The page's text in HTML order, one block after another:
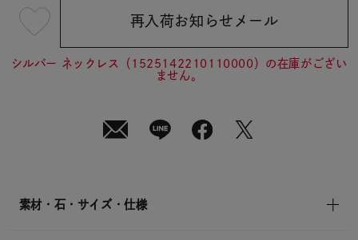
¥19,800 (tax
in)
再入荷お知らせメール
シルバー ネックレス（1525142210110000）の在庫がござい
ません。
素材・石・サイズ・仕様